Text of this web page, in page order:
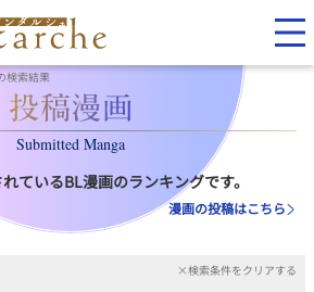
検索結果
Submitted Manga
ているBL漫画のランキングです。
漫画の投稿はこちら
×検索条件をクリアする